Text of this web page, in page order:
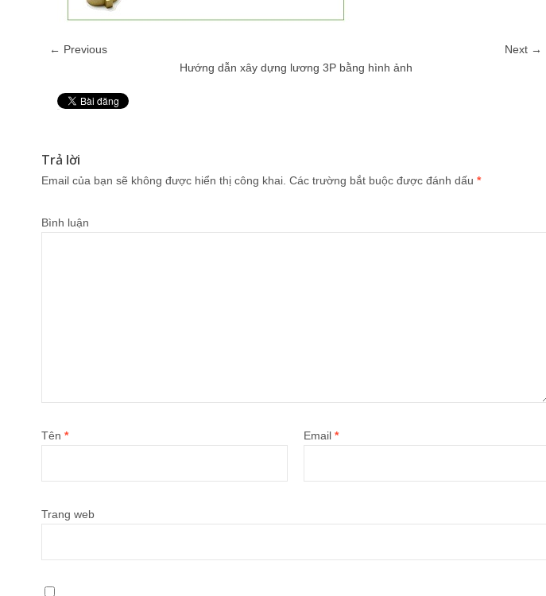
← Previous
Next →
Hướng dẫn xây dựng lương 3P bằng hình ảnh
Trả lời
Email của bạn sẽ không được hiển thị công khai. Các trường bắt buộc được đánh dấu *
Bình luận
Tên * Email *
Trang web